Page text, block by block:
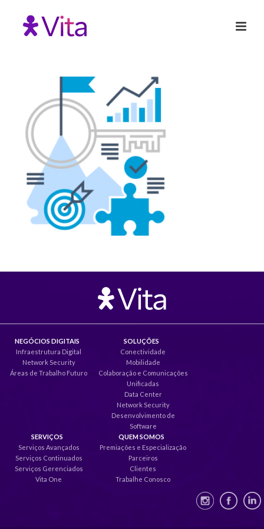
NEGÓCIOS DIGITAIS
Infraestrutura Digital
Network Security
Áreas de Trabalho Futuro
SOLUÇÕES
Conectividade
Mobilidade
Colaboração e Comunicações
Unificadas
Data Center
Network Security
Desenvolvimento de
Software
SERVIÇOS
Serviços Avançados
Serviços Continuados
Serviços Gerenciados
Vita One
QUEM SOMOS
Premiações e Especialização
Parceiros
Clientes
Trabalhe Conosco